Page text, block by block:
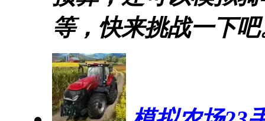
等，快来挑战一下吧